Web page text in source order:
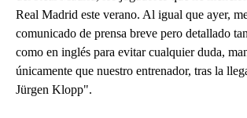
Real Madrid este verano. Al igual que ayer,
comunicado de prensa breve pero detallado
como en inglés para evitar cualquier duda,
únicamente que nuestro entrenador, tras la
Jürgen Klopp".